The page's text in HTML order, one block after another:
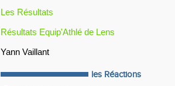
Les Résultats
Résultats Equip'Athlé de Lens
Yann Vaillant
les Réactions